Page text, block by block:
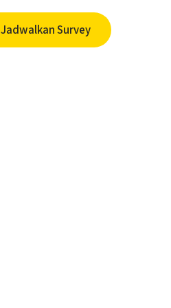
Jadwalkan Survey